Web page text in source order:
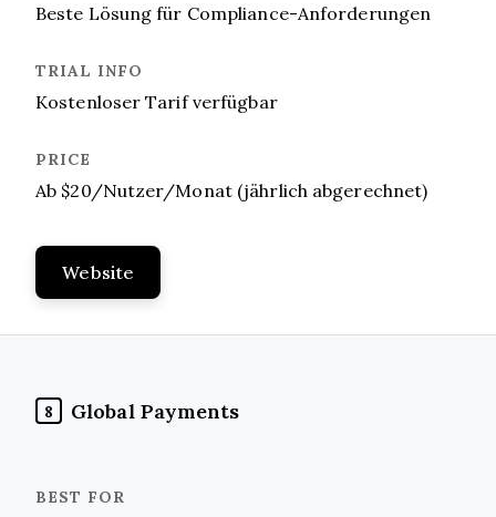
Beste Lösung für Compliance-Anforderungen
Kostenloser Tarif verfügbar
Ab $20/Nutzer/Monat (jährlich abgerechnet)
Website
8 Global Payments